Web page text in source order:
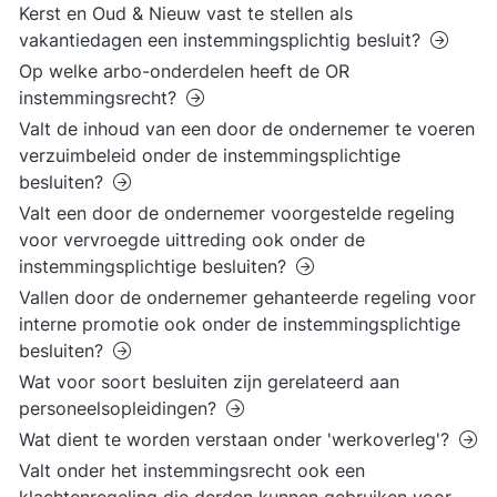
Kerst en Oud & Nieuw vast te stellen als
vakantiedagen een instemmingsplichtig besluit?
Op welke arbo-onderdelen heeft de OR
instemmingsrecht?
Valt de inhoud van een door de ondernemer te voeren
verzuimbeleid onder de instemmingsplichtige
besluiten?
Valt een door de ondernemer voorgestelde regeling
voor vervroegde uittreding ook onder de
instemmingsplichtige besluiten?
Vallen door de ondernemer gehanteerde regeling voor
interne promotie ook onder de instemmingsplichtige
besluiten?
Wat voor soort besluiten zijn gerelateerd aan
personeelsopleidingen?
Wat dient te worden verstaan onder 'werkoverleg'?
Valt onder het instemmingsrecht ook een